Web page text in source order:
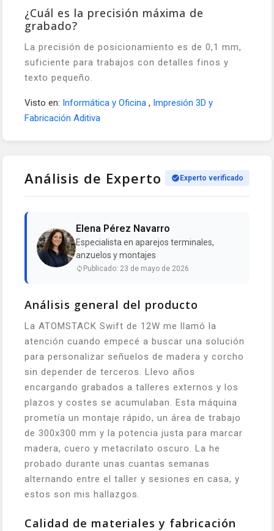
¿Cuál es la precisión máxima de
grabado?
La precisión de posicionamiento es de 0,1 mm,
suficiente para trabajos con detalles finos y
texto pequeño.
Visto en: Informática y Oficina , Impresión 3D y
Fabricación Aditiva
Análisis de Experto Experto verificado
Elena Pérez Navarro
Especialista en aparejos terminales,
anzuelos y montajes
Publicado: 23 de mayo de 2026
Análisis general del producto
La ATOMSTACK Swift de 12W me llamó la
atención cuando empecé a buscar una solución
para personalizar señuelos de madera y corcho
sin depender de terceros. Llevo años
encargando grabados a talleres externos y los
plazos y costes se acumulaban. Esta máquina
prometía un montaje rápido, un área de trabajo
de 300x300 mm y la potencia justa para marcar
madera, cuero y metacrilato oscuro. La he
probado durante unas cuantas semanas
alternando entre el taller y sesiones en casa, y
estos son mis hallazgos.
Calidad de materiales y fabricación